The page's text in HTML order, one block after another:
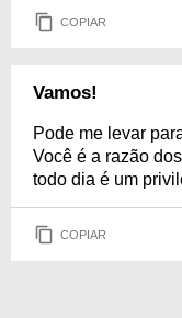
COPIAR
Vamos!
Pode me levar
Você é a razão
todo dia é um
COPIAR